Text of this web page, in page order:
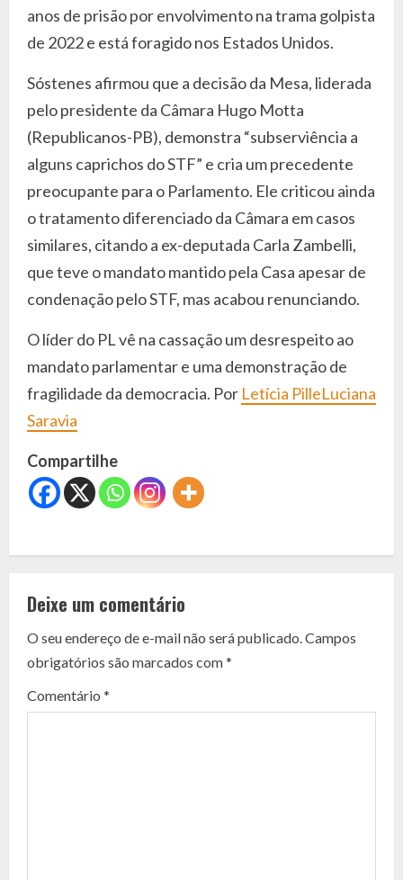
anos de prisão por envolvimento na trama golpista
de 2022 e está foragido nos Estados Unidos.
Sóstenes afirmou que a decisão da Mesa, liderada
pelo presidente da Câmara Hugo Motta
(Republicanos-PB), demonstra “subserviência a
alguns caprichos do STF” e cria um precedente
preocupante para o Parlamento. Ele criticou ainda
o tratamento diferenciado da Câmara em casos
similares, citando a ex-deputada Carla Zambelli,
que teve o mandato mantido pela Casa apesar de
condenação pelo STF, mas acabou renunciando.
O líder do PL vê na cassação um desrespeito ao
mandato parlamentar e uma demonstração de
fragilidade da democracia. Por Letícia PilleLuciana
Saravia
Compartilhe
C
n
t
i
Deixe um comentário
O seu endereço de e-mail não será publicado. Campos
obrigatórios são marcados com*
Comentário *